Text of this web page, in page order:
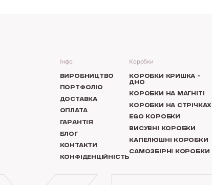
Інфо
ВИРОБНИЦТВО
ПОРТФОЛІО
ДОСТАВКА
ОПЛАТА
ГАРАНТІЯ
БЛОГ
КОНТАКТИ
КОНФІДЕНЦІЙНІСТЬ
Коробки
КОРОБКИ КРИШКА –
ДНО
КОРОБКИ НА МАГНІТІ
КОРОБКИ НА СТРІЧКАХ
EGO КОРОБКИ
ВИСУВНІ КОРОБКИ
КАПЕЛЮШНІ КОРОБКИ
САМОЗБІРНІ КОРОБКИ